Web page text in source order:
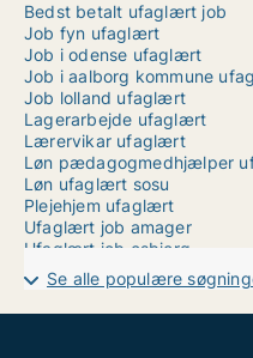
Bedst betalt ufaglært job
Job fyn ufaglært
Job i odense ufaglært
Job i aalborg kommune
Job lolland ufaglært
Lagerarbejde ufaglært
Lærervikar ufaglært
Løn pædagogmedhjælper
Løn ufaglært sosu
Plejehjem ufaglært
Ufaglært job amager
Ufaglært job esbjerg
Ufaglært job skive
Ufaglært job sønderborg
Ufaglært job viborg
Se alle populære